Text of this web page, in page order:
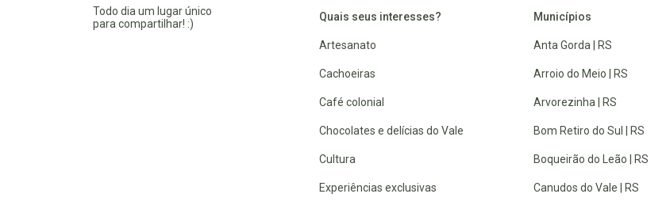
Todo dia um lugar único
para compartilhar! :)
Quais seus interesses?
Artesanato
Cachoeiras
Café colonial
Chocolates e delícias do Vale
Cultura
Experiências exclusivas
Municípios
Anta Gorda | RS
Arroio do Meio | RS
Arvorezinha | RS
Bom Retiro do Sul | RS
Boqueirão do Leão | RS
Canudos do Vale | RS